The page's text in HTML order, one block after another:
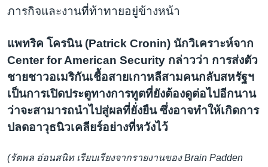
ภารกิจและงานที่ท้าทายอยู่ข้างหน้า
แพทริค โครนิน (Patrick Cronin) นักวิเคราะห์จาก
Center for American Security กล่าวว่า การส่งตัว
ชายชาวอเมริกันเชื้อสายเกาหลีสามคนกลับสหรัฐฯ
เป็นการเปิดประตูทางการทูตที่ยังต้องดูต่อไปอีกนาน
ว่าจะสามารถนำไปสู่ผลที่ยั่งยืน ซึ่งอาจทำให้เกิดการ
ปลดอาวุธนิวเคลียร์อย่างที่หวังไว้
(รัตพล อ่อนสนิท เรียบเรียงจากรายงานของ Brain Padden